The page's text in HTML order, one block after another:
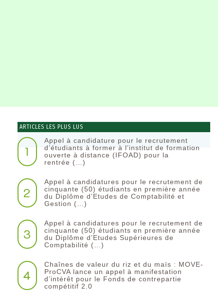
ARTICLES LES PLUS LUS
1
Appel à candidature pour le recrutement
d’étudiants à former à l’institut de formation
ouverte à distance (IFOAD) pour la
rentrée (…)
2
Appel à candidatures pour le recrutement de
cinquante (50) étudiants en première année
du Diplôme d’Etudes de Comptabilité et
Gestion (…)
3
Appel à candidatures pour le recrutement de
cinquante (50) étudiants en première année
du Diplôme d’Etudes Supérieures de
Comptabilité (…)
4
Chaînes de valeur du riz et du maïs : MOVE-
ProCVA lance un appel à manifestation
d’intérêt pour le Fonds de contrepartie
compétitif 2.0